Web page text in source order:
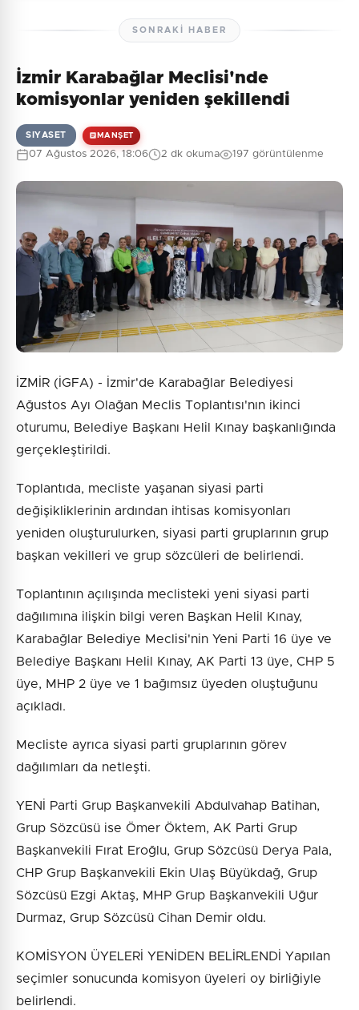
Gönder
Henüz yorum yapılmamış. İlk yorumu siz yapın!
SONRAKI HABER
İzmir Karabağlar Meclisi'nde
komisyonlar yeniden şekillendi
SIYASET MANŞET
07 Ağustos 2026, 18:06 2 dk okuma 197 görüntülenme
İZMİR (İGFA) - İzmir'de Karabağlar Belediyesi
Ağustos Ayı Olağan Meclis Toplantısı'nın ikinci
oturumu, Belediye Başkanı Helil Kınay başkanlığında
gerçekleştirildi.
Toplantıda, mecliste yaşanan siyasi parti
değişikliklerinin ardından ihtisas komisyonları
yeniden oluşturulurken, siyasi parti gruplarının grup
başkan vekilleri ve grup sözcüleri de belirlendi.
Toplantının açılışında meclisteki yeni siyasi parti
dağılımına ilişkin bilgi veren Başkan Helil Kınay,
Karabağlar Belediye Meclisi'nin Yeni Parti 16 üye ve
Belediye Başkanı Helil Kınay, AK Parti 13 üye, CHP 5
üye, MHP 2 üye ve 1 bağımsız üyeden oluştuğunu
açıkladı.
Mecliste ayrıca siyasi parti gruplarının görev
dağılımları da netleşti.
YENİ Parti Grup Başkanvekili Abdulvahap Batihan,
Grup Sözcüsü ise Ömer Öktem, AK Parti Grup
Başkanvekili Fırat Eroğlu, Grup Sözcüsü Derya Pala,
CHP Grup Başkanvekili Ekin Ulaş Büyükdağ, Grup
Sözcüsü Ezgi Aktaş, MHP Grup Başkanvekili Uğur
Durmaz, Grup Sözcüsü Cihan Demir oldu.
KOMİSYON ÜYELERİ YENİDEN BELİRLENDİ Yapılan
seçimler sonucunda komisyon üyeleri oy birliğiyle
belirlendi.